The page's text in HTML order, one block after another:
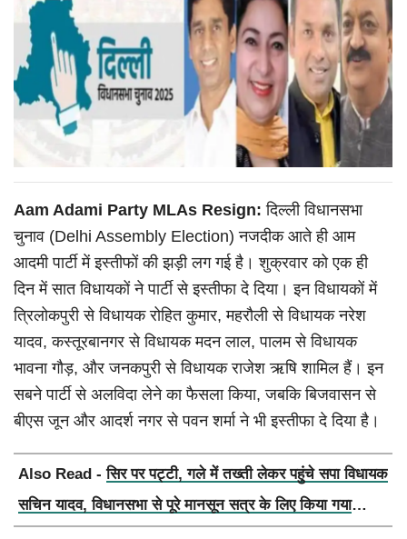
Aam Adami Party MLAs Resign: दिल्ली विधानसभा
चुनाव (Delhi Assembly Election) नजदीक आते ही आम
आदमी पार्टी में इस्तीफों की झड़ी लग गई है। शुक्रवार को एक ही
दिन में सात विधायकों ने पार्टी से इस्तीफा दे दिया। इन विधायकों में
त्रिलोकपुरी से विधायक रोहित कुमार, महरौली से विधायक नरेश
यादव, कस्तूरबानगर से विधायक मदन लाल, पालम से विधायक
भावना गौड़, और जनकपुरी से विधायक राजेश ऋषि शामिल हैं। इन
सबने पार्टी से अलविदा लेने का फैसला किया, जबकि बिजवासन से
बीएस जून और आदर्श नगर से पवन शर्मा ने भी इस्तीफा दे दिया है।
Also Read -सिर पर पट्टी, गले में तख्ती लेकर पहुंचे सपा विधायक
सचिन यादव, विधानसभा से पूरे मानसून सत्र के लिए किया गया